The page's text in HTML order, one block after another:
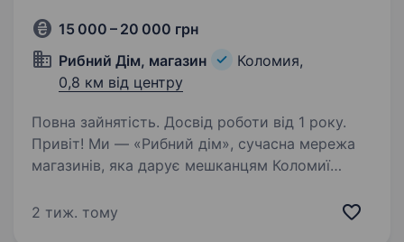
15 000 – 20 000 грн
Рибний Дім, магазин
Коломия,
0,8 км від центру
Повна зайнятість. Досвід роботи від 1 року.
Привіт! Ми — «Рибний дім», сучасна мережа
магазинів, яка дарує мешканцям Коломиї
відповідальний та хочеш стати надійною
2 тиж. тому